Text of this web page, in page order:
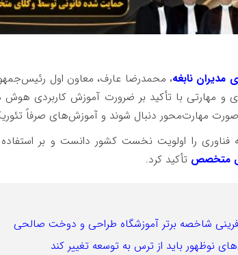
مدیران نابغه، محمدرضا عارف، معاون اول
و مهارتی با تأکید بر ضرورت آموزش کاربردی
مهارت‌محور دنبال شوند و آموزش‌های صرفاً
را اولویت نخست کشور دانست و بر
متخصص تأکید کرد.
شاخصه برتر آموزشگاه طراحی و دوخت صالحی
نوظهور باید از ترس به توسعه تغییر کند